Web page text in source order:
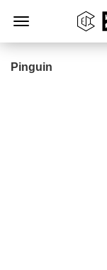
Pinguin